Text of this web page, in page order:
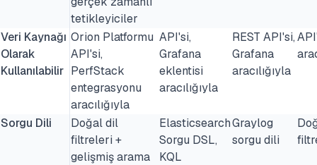
tetikleyiciler
Veri Kaynağı
Olarak
Kullanılabilir
Orion Platformu
API'si,
PerfStack
entegrasyonu
aracılığıyla
API'si,
Grafana
eklentisi
aracılığıyla
REST API'si,
Grafana
aracılığıyla
Sorgu Dili
Doğal dil
filtreleri +
gelişmiş arama
Elasticsearch
Sorgu DSL,
KQL
Graylog
sorgu dili